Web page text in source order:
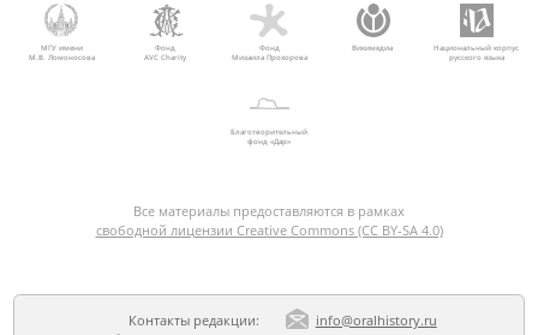
МГУ имени
М.В. Ломоносова
Фонд
AVC Charity
Фонд
Михаила Прохорова
Викимедиа
Национальный корпус
русского языка
Благотворительный
фонд «Дар»
Все материалы предоставляются в рамках
свободной лицензии Creative Commons (CC BY-SA 4.0)
Контакты редакции: info@oralhistory.ru